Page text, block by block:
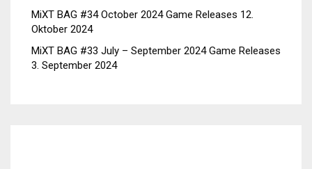
MiXT BAG #34 October 2024 Game Releases 12.
Oktober 2024
MiXT BAG #33 July – September 2024 Game Releases
3. September 2024